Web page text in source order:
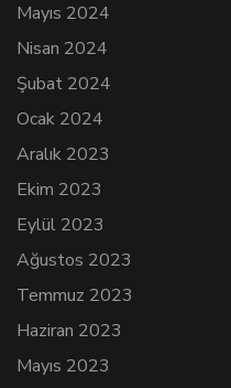
Mayıs 2024
Nisan 2024
Şubat 2024
Ocak 2024
Aralık 2023
Ekim 2023
Eylül 2023
Ağustos 2023
Temmuz 2023
Haziran 2023
Mayıs 2023